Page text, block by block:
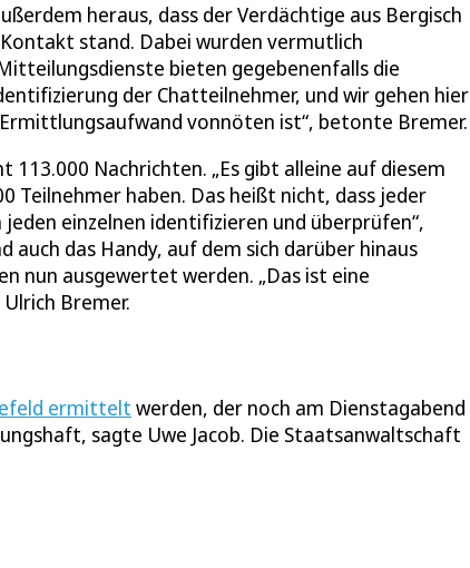
heraus, dass der Verdächtige aus Bergisch
stand. Dabei wurden vermutlich
bieten gegebenenfalls die
der Chatteilnehmer, und wir gehen hier
vonnöten ist“, betonte Bremer.
Nachrichten. „Es gibt alleine auf diesem
Teilnehmer haben. Das heißt nicht, dass jeder
einzelnen identifizieren und überprüfen“,
auch das Handy, auf dem sich darüber hinaus
nun ausgewertet werden. „Das ist eine
Bremer.
ermittelt werden, der noch am Dienstagabend
sagte Uwe Jacob. Die Staatsanwaltschaft